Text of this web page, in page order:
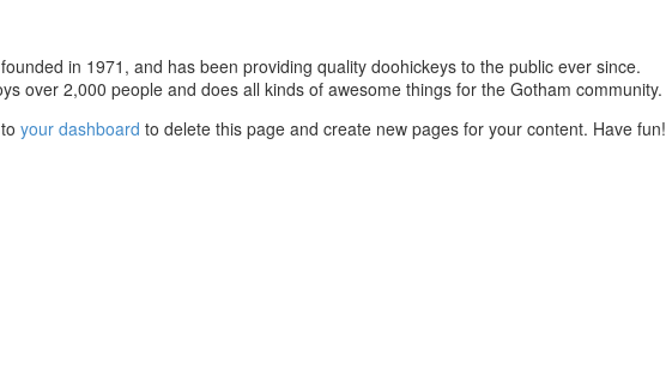
in 1971, and has been providing quality doohickeys to the public ever since.
over 2,000 people and does all kinds of awesome things for the Gotham community.
your dashboard to delete this page and create new pages for your content. Have fun!